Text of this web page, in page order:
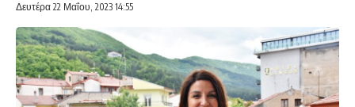
Δευτέρα 22 Μαΐου, 2023 14:55